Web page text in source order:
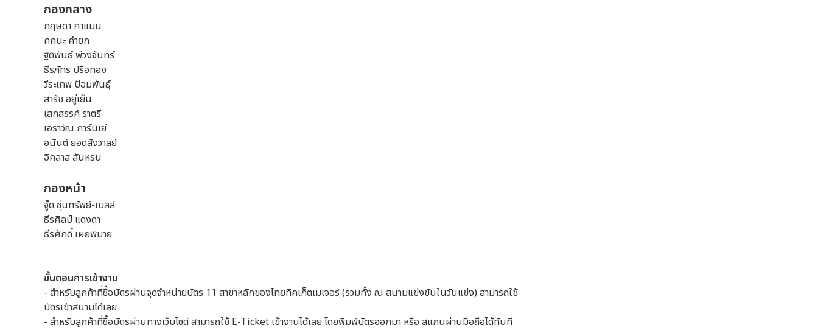
กองกลาง
กฤษดา กาแมน
คคนะ คำยก
ฐิติพันธ์ พ่วงจันทร์
ธีรภัทร ปรือทอง
วีระเทพ ป้อมพันธุ์
สารัช อยู่เย็น
เสกสรรค์ ราตรี
เอราวัณ การ์นิเย่
อนันต์ ยอดสังวาลย์
อิคลาส สันหรน
กองหน้า
จู๊ด ซุ่นทรัพย์-เบลล์
ธีรศิลป์ แดงดา
ธีรศักดิ์ เผยพิมาย
ขั้นตอนการเข้างาน
- สำหรับลูกค้าที่ซื้อบัตรผ่านจุดจำหน่ายบัตร 11 สาขาหลักของไทยทิคเก็ตเมเจอร์ (รวมทั้ง ณ สนามแข่งขันในวันแข่ง) สามารถใช้
บัตรเข้าสนามได้เลย
- สำหรับลูกค้าที่ซื้อบัตรผ่านทางเว็บไซต์ สามารถใช้ E-Ticket เข้างานได้เลย โดยพิมพ์บัตรออกมา หรือ สแกนผ่านมือถือได้ทันที